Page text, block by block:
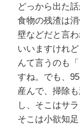
どっから出た
食物の残渣は
壁などだと言
いいますけれ
んて言うのも
すね。でも、
産んで、掃除
し、そこはサ
そこは小欲知